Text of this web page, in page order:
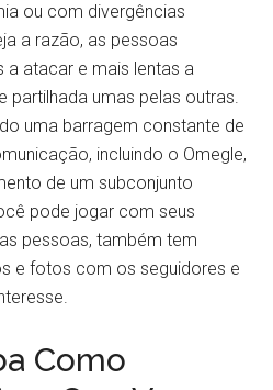
ou com divergências
a razão, as pessoas
a atacar e mais lentas a
partilhada umas pelas outras.
uma barragem constante de
incluindo o Omegle,
de um subconjunto
pode jogar com seus
pessoas, também tem
e fotos com os seguidores e
Como